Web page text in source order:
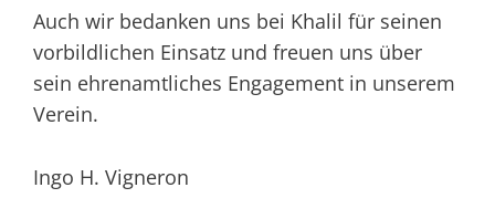
Auch wir bedanken uns bei Khalil für seinen
vorbildlichen Einsatz und freuen uns über
sein ehrenamtliches Engagement in unserem
Verein.
Ingo H. Vigneron